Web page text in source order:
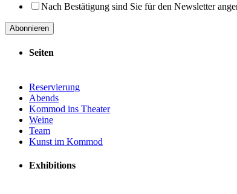
Nach Bestätigung sind Sie für den Newsletter
Abonnieren
Seiten
Reservierung
Abends
Kommod ins Theater
Weine
Team
Kunst im Kommod
Exhibitions